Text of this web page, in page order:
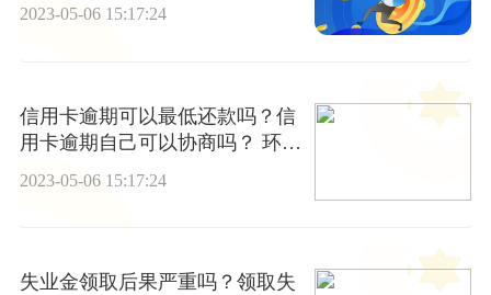
2023-05-06 15:17:24
信用卡逾期可以最低还款吗？信
用卡逾期自己可以协商吗？ 环球
2023-05-06 15:17:24
失业金领取后果严重吗？领取失